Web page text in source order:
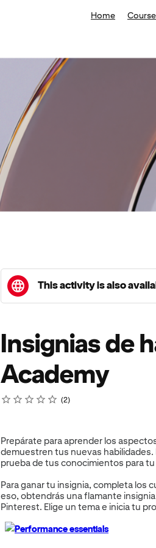
Home
This activity is also
Insignias de
Academy
Rating
1 star
2 stars
3 stars
4 stars
5 stars
Average rating: 5.02
2 reviews
Prepárate para aprender los
demuestren tus nuevas
prueba de tus conocimientos para
Para ganar tu insignia, completa los
eso, obtendrás una flamante
Pinterest. Elige un tema e inicia tu